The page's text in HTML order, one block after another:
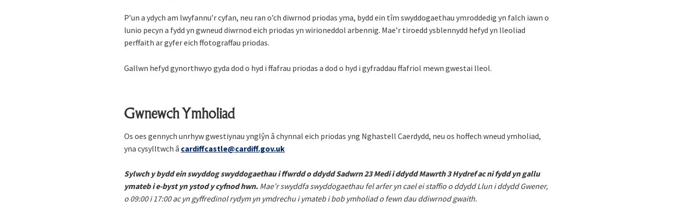
P’un a ydych am lwyfannu’r cyfan, neu ran o’ch diwrnod priodas yma, bydd ein tîm swyddogaethau ymroddedig yn falch iawn o
lunio pecyn a fydd yn gwneud diwrnod eich priodas yn wirioneddol arbennig. Mae’r tiroedd ysblennydd hefyd yn lleoliad
perffaith ar gyfer eich ffotograffau priodas.
Gallwn hefyd gynorthwyo gyda dod o hyd i ffafrau priodas a dod o hyd i gyfraddau ffafriol mewn gwestai lleol.
Gwnewch Ymholiad
Os oes gennych unrhyw gwestiynau ynglŷn â chynnal eich priodas yng Nghastell Caerdydd, neu os hoffech wneud ymholiad,
yna cysylltwch â cardiffcastle@cardiff.gov.uk
Sylwch y bydd ein swyddog swyddogaethau i ffwrdd o ddydd Sadwrn 23 Medi i ddydd Mawrth 3 Hydref ac ni fydd yn gallu
ymateb i e-byst yn ystod y cyfnod hwn. Mae’r swyddfa swyddogaethau fel arfer yn cael ei staffio o ddydd Llun i ddydd Gwener,
o 09:00 i 17:00 ac yn gyffredinol rydym yn ymdrechu i ymateb i bob ymholiad o fewn dau ddiwrnod gwaith.